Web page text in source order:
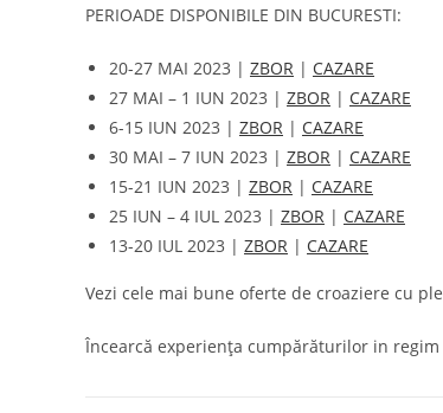
PERIOADE DISPONIBILE DIN BUCURESTI:
20-27 MAI 2023 | ZBOR | CAZARE
27 MAI – 1 IUN 2023 | ZBOR | CAZARE
6-15 IUN 2023 | ZBOR | CAZARE
30 MAI – 7 IUN 2023 | ZBOR | CAZARE
15-21 IUN 2023 | ZBOR | CAZARE
25 IUN – 4 IUL 2023 | ZBOR | CAZARE
13-20 IUL 2023 | ZBOR | CAZARE
Vezi cele mai bune oferte de croaziere cu
Încearcă experiența cumpărăturilor in